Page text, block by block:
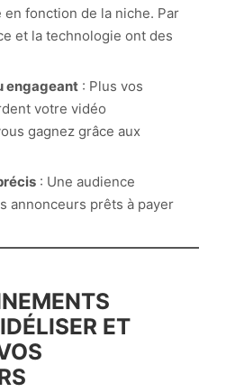
fonction de la niche. Par
et la technologie ont des
engageant: Plus vos
votre vidéo
gagnez grâce aux
: Une audience
annonceurs prêts à payer
ET